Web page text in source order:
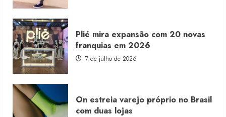
Plié mira expansão com 20 novas
franquias em 2026
7 de julho de 2026
On estreia varejo próprio no Brasil
com duas lojas